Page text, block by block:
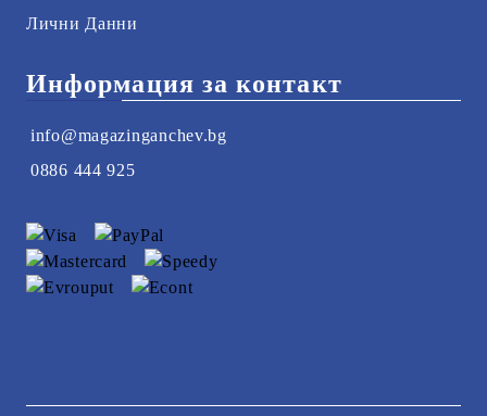
Лични Данни
Информация за контакт
info@magazinganchev.bg
0886 444 925